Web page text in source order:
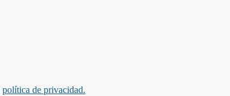
política de privacidad.